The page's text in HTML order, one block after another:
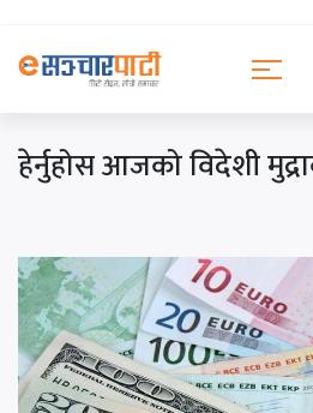
हेर्नुहोस आजको विदेशी